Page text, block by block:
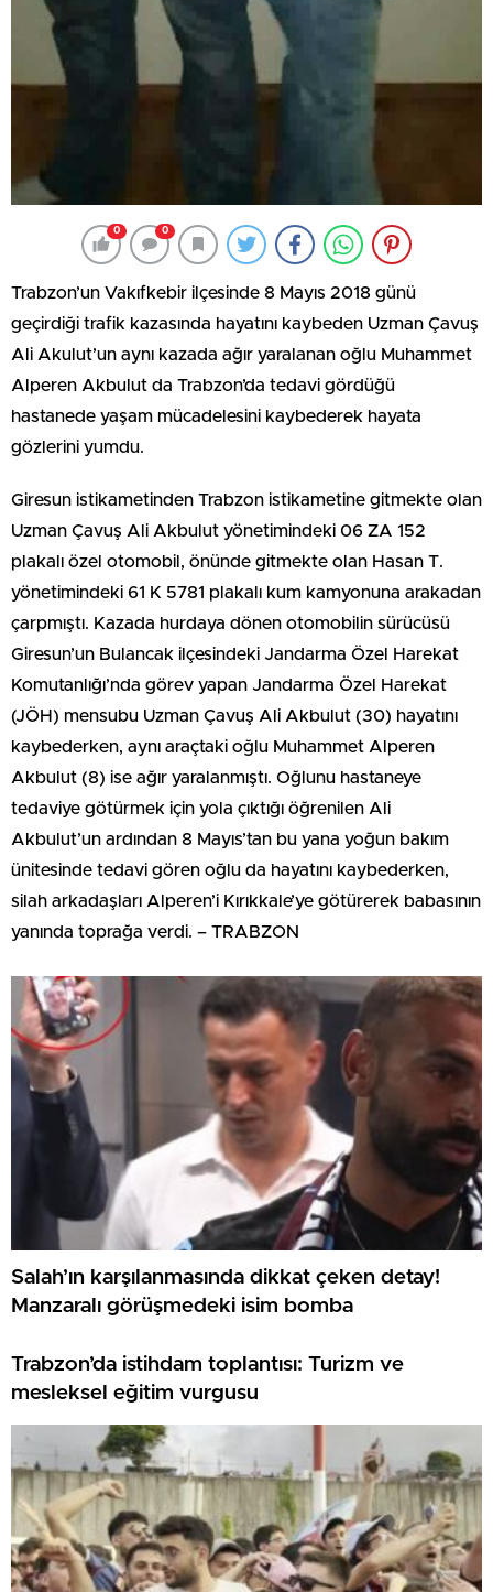
0 0
Trabzon’un Vakıfkebir ilçesinde 8 Mayıs 2018 günü
geçirdiği trafik kazasında hayatını kaybeden Uzman Çavuş
Ali Akulut’un aynı kazada ağır yaralanan oğlu Muhammet
Alperen Akbulut da Trabzon’da tedavi gördüğü
hastanede yaşam mücadelesini kaybederek hayata
gözlerini yumdu.
Giresun istikametinden Trabzon istikametine gitmekte olan
Uzman Çavuş Ali Akbulut yönetimindeki 06 ZA 152
plakalı özel otomobil, önünde gitmekte olan Hasan T.
yönetimindeki 61 K 5781 plakalı kum kamyonuna arakadan
çarpmıştı. Kazada hurdaya dönen otomobilin sürücüsü
Giresun’un Bulancak ilçesindeki Jandarma Özel Harekat
Komutanlığı’nda görev yapan Jandarma Özel Harekat
(JÖH) mensubu Uzman Çavuş Ali Akbulut (30) hayatını
kaybederken, aynı araçtaki oğlu Muhammet Alperen
Akbulut (8) ise ağır yaralanmıştı. Oğlunu hastaneye
tedaviye götürmek için yola çıktığı öğrenilen Ali
Akbulut’un ardından 8 Mayıs’tan bu yana yoğun bakım
ünitesinde tedavi gören oğlu da hayatını kaybederken,
silah arkadaşları Alperen’i Kırıkkale’ye götürerek babasının
yanında toprağa verdi. – TRABZON
Salah’ın karşılanmasında dikkat çeken detay!
Manzaralı görüşmedeki isim bomba
Trabzon’da istihdam toplantısı: Turizm ve
mesleksel eğitim vurgusu